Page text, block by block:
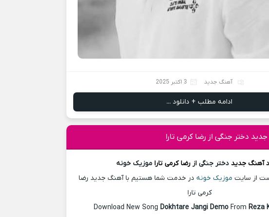
آهنگ جدید 3 اکتبر 2025
ادامه مطلب + دانلود ...
دختر جنگی از رضا کرمی تارا
آهنگ جدیددختر جنگی از رضا کرمی تاراموزیک خونه
از سایت موزیک خونه در خدمت شما هستیم با آهنگ جدید رضا
کرمی تارا
Download New SongDokhtare Jangi Demo FromReza